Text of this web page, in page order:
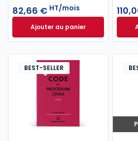
82,66 € HT/mois
Ajouter au panierGuide Paie à 82,66 €
BEST-SELLER